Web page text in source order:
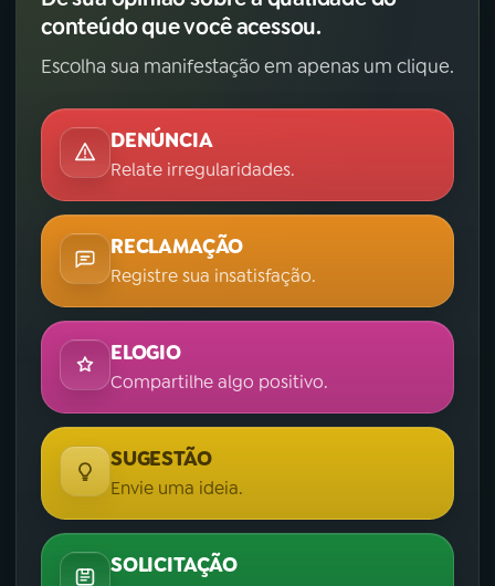
conteúdo que você acessou.
Escolha sua manifestação em apenas um clique.
DENÚNCIA
Relate irregularidades.
RECLAMAÇÃO
Registre sua insatisfação.
ELOGIO
Compartilhe algo positivo.
SUGESTÃO
Envie uma ideia.
SOLICITAÇÃO